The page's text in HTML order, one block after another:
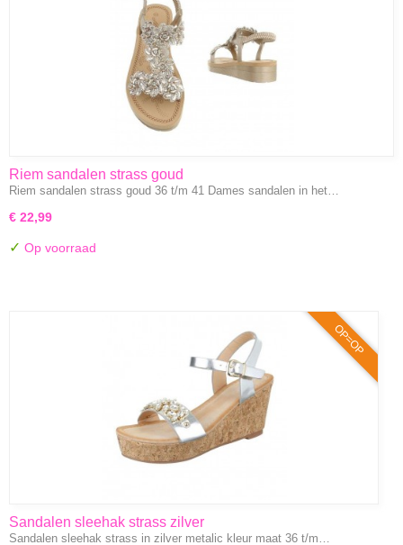
Riem sandalen strass goud
Riem sandalen strass goud 36 t/m 41 Dames sandalen in het…
€ 22,99
✓ Op voorraad
OP=OP
Sandalen sleehak strass zilver
Sandalen sleehak strass in zilver metalic kleur maat 36 t/m…